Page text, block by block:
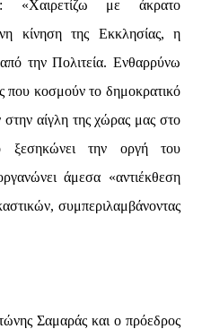
«Χαιρετίζω με άκρατο
κίνηση της Εκκλησίας, η
την Πολιτεία. Ενθαρρύνω
που κοσμούν το δημοκρατικό
αίγλη της χώρας μας στο
ξεσηκώνει την οργή του
άμεσα «αντιέκθεση
συμπεριλαμβάνοντας
Σαμαράς και ο πρόεδρος